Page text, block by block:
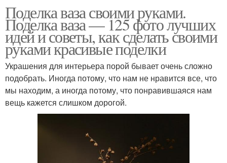
Поделка ваза своими руками.
Поделка ваза — 125 фото лучших
идей и советы, как сделать своими
руками красивые поделки
Украшения для интерьера порой бывает очень сложно
подобрать. Иногда потому, что нам не нравится все, что
мы находим, а иногда потому, что понравившаяся нам
вещь кажется слишком дорогой.